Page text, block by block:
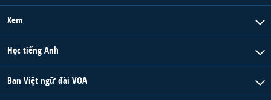
Xem
Học tiếng Anh
Ban Việt ngữ đài VOA